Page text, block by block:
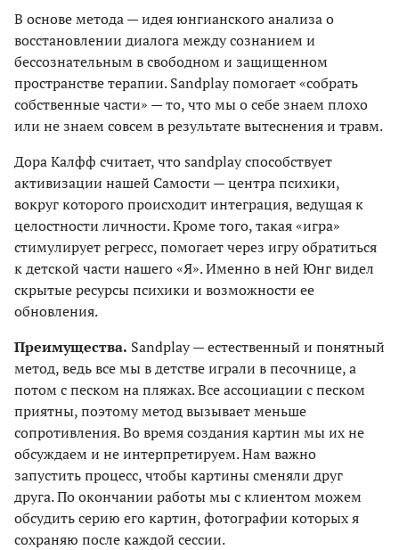
В основе метода — идея юнгианского анализа о
восстановлении диалога между сознанием и
бессознательным в свободном и защищенном
пространстве терапии. Sandplay помогает «собрать
собственные части» — то, что мы о себе знаем плохо
или не знаем совсем в результате вытеснения и травм.
Дора Калфф считает, что sandplay способствует
активизации нашей Самости — центра психики,
вокруг которого происходит интеграция, ведущая к
целостности личности. Кроме того, такая «игра»
стимулирует регресс, помогает через игру обратиться
к детской части нашего «Я». Именно в ней Юнг видел
скрытые ресурсы психики и возможности ее
обновления.
Преимущества. Sandplay — естественный и понятный
метод, ведь все мы в детстве играли в песочнице, а
потом с песком на пляжах. Все ассоциации с песком
приятны, поэтому метод вызывает меньше
сопротивления. Во время создания картин мы их не
обсуждаем и не интерпретируем. Нам важно
запустить процесс, чтобы картины сменяли друг
друга. По окончании работы мы с клиентом можем
обсудить серию его картин, фотографии которых я
сохраняю после каждой сессии.